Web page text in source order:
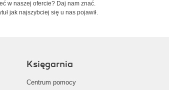
w naszej ofercie? Daj nam znać.
jak najszybciej się u nas pojawił.
Księgarnia
Centrum pomocy